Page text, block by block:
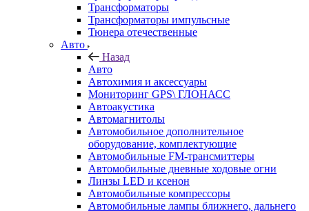
Трансформаторы
Трансформаторы импульсные
Тюнера отечественные
Авто
Назад
Авто
Автохимия и аксессуары
Мониторинг GPS\ ГЛОНАСС
Автоакустика
Автомагнитолы
Автомобильное дополнительное
оборудование, комплектующие
Автомобильные FM-трансмиттеры
Автомобильные дневные ходовые огни
Линзы LED и ксенон
Автомобильные компрессоры
Автомобильные лампы ближнего, дальнего